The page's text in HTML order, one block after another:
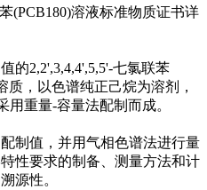
(PCB180)溶液标准物质证书详
的2,2',3,4,4',5,5'-七氯联苯
质，以色谱纯正己烷为溶剂，
重量-容量法配制而成。
制值，并用气相色谱法进行量
性要求的制备、测量方法和计
源性。